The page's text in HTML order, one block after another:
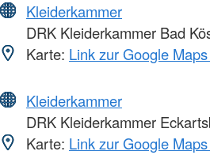
Kleiderkammer
DRK Kleiderkammer Bad
Karte: Link zur Google
Kleiderkammer
DRK Kleiderkammer
Karte: Link zur Google